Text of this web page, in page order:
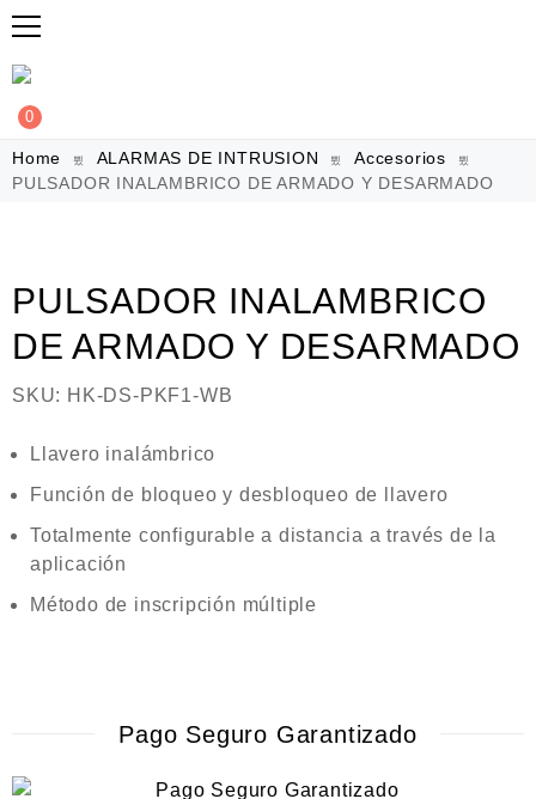
0
Home ALARMAS DE INTRUSION
Accesorios
PULSADOR INALAMBRICO DE ARMADO Y DESARMADO
PULSADOR INALAMBRICO
DE ARMADO Y DESARMADO
SKU: HK-DS-PKF1-WB
Llavero inalámbrico
Función de bloqueo y desbloqueo de llavero
Totalmente configurable a distancia a través de la
aplicación
Método de inscripción múltiple
Pago Seguro Garantizado